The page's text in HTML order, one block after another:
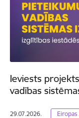
Ieviests
vadības
29.07.2026.